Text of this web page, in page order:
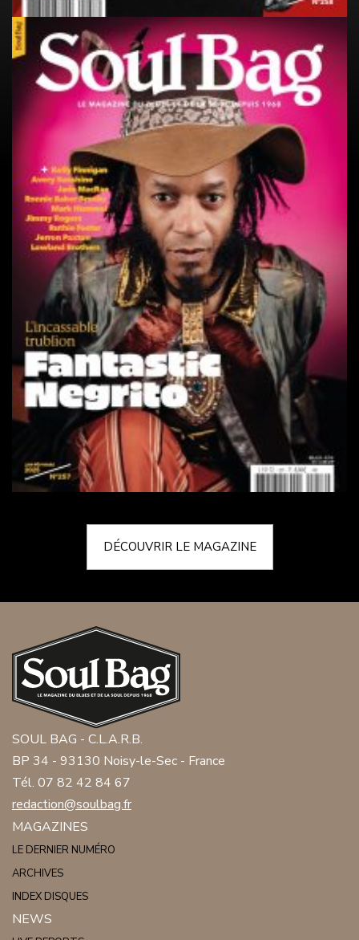
DÉCOUVRIR LE MAGAZINE
SOUL BAG - C.L.A.R.B.
BP 34 - 93130 Noisy-le-Sec - France
Tél. 07 82 42 84 67
redaction@soulbag.fr
MAGAZINES
LE DERNIER NUMÉRO
ARCHIVES
INDEX DISQUES
NEWS